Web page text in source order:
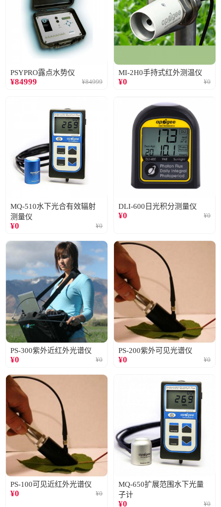
PSYPRO露点水势仪
¥84999 ¥84999
MI-2H0手持式红外测温仪
¥0 ¥0
MQ-510水下光合有效辐射
测量仪
¥0 ¥0
DLI-600日光积分测量仪
¥0 ¥0
PS-300紫外近红外光谱仪
¥0 ¥0
PS-200紫外可见光谱仪
¥0 ¥0
PS-100可见近红外光谱仪
¥0 ¥0
MQ-650扩展范围水下光量
子计
¥0 ¥0